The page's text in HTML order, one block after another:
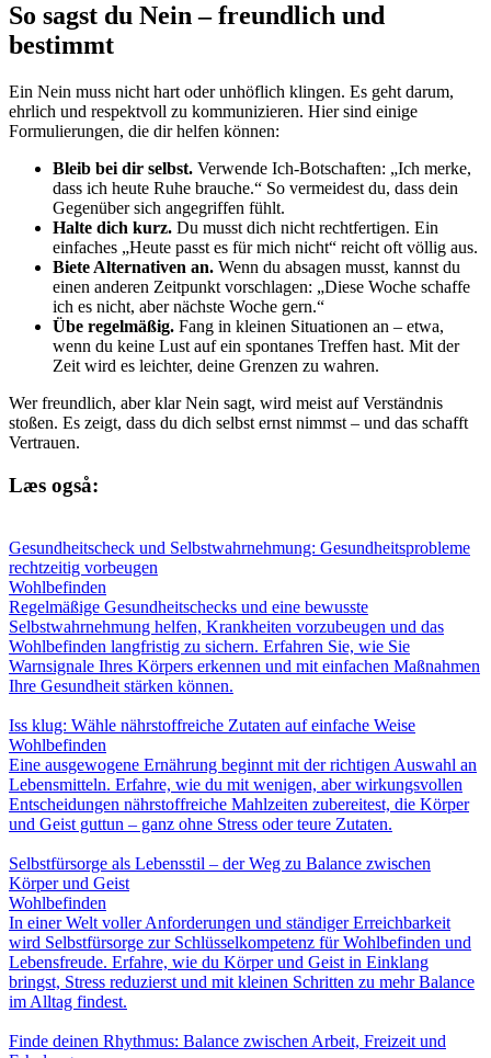
So sagst du Nein – freundlich und
bestimmt
Ein Nein muss nicht hart oder unhöflich klingen. Es geht darum,
ehrlich und respektvoll zu kommunizieren. Hier sind einige
Formulierungen, die dir helfen können:
Bleib bei dir selbst. Verwende Ich-Botschaften: „Ich merke,
dass ich heute Ruhe brauche.“ So vermeidest du, dass dein
Gegenüber sich angegriffen fühlt.
Halte dich kurz. Du musst dich nicht rechtfertigen. Ein
einfaches „Heute passt es für mich nicht“ reicht oft völlig aus.
Biete Alternativen an. Wenn du absagen musst, kannst du
einen anderen Zeitpunkt vorschlagen: „Diese Woche schaffe
ich es nicht, aber nächste Woche gern.“
Übe regelmäßig. Fang in kleinen Situationen an – etwa,
wenn du keine Lust auf ein spontanes Treffen hast. Mit der
Zeit wird es leichter, deine Grenzen zu wahren.
Wer freundlich, aber klar Nein sagt, wird meist auf Verständnis
stoßen. Es zeigt, dass du dich selbst ernst nimmst – und das schafft
Vertrauen.
Læs også:
Gesundheitscheck und Selbstwahrnehmung: Gesundheitsprobleme
rechtzeitig vorbeugen
Wohlbefinden
Regelmäßige Gesundheitschecks und eine bewusste
Selbstwahrnehmung helfen, Krankheiten vorzubeugen und das
Wohlbefinden langfristig zu sichern. Erfahren Sie, wie Sie
Warnsignale Ihres Körpers erkennen und mit einfachen Maßnahmen
Ihre Gesundheit stärken können.
Iss klug: Wähle nährstoffreiche Zutaten auf einfache Weise
Wohlbefinden
Eine ausgewogene Ernährung beginnt mit der richtigen Auswahl an
Lebensmitteln. Erfahre, wie du mit wenigen, aber wirkungsvollen
Entscheidungen nährstoffreiche Mahlzeiten zubereitest, die Körper
und Geist guttun – ganz ohne Stress oder teure Zutaten.
Selbstfürsorge als Lebensstil – der Weg zu Balance zwischen
Körper und Geist
Wohlbefinden
In einer Welt voller Anforderungen und ständiger Erreichbarkeit
wird Selbstfürsorge zur Schlüsselkompetenz für Wohlbefinden und
Lebensfreude. Erfahre, wie du Körper und Geist in Einklang
bringst, Stress reduzierst und mit kleinen Schritten zu mehr Balance
im Alltag findest.
Finde deinen Rhythmus: Balance zwischen Arbeit, Freizeit und